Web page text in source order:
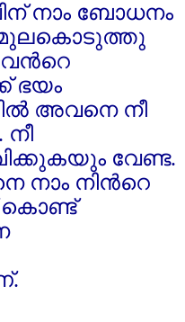
നാം ബോധനം
മുലകൊടുത്തു
ഭയം
അവനെ നീ
നീ
വേണ്ട.
നാം നിന്‍റെ
കൊണ്ട്‌